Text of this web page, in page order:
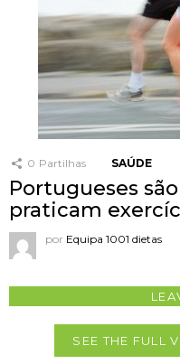
0 Partilhas SAÚDE
Portugueses
praticam
por Equipa 1001 dietas
SEE THE FULL